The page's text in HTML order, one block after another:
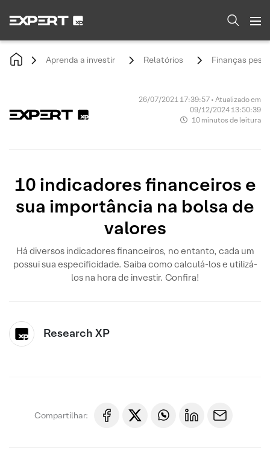
Aprenda a investir Relatórios Finanças
26/07/2021 17:39:57 • Atualizado em
09/12/2024 13:50:39
10 minutos de leitura
10 indicadores financeiros e
sua importância na bolsa de
valores
Há diversos indicadores financeiros, no entanto, cada um
possui sua especificidade. Saiba como calculá-los e utilizá-
los na hora de investir. Confira!
Research XP
Compartilhar: